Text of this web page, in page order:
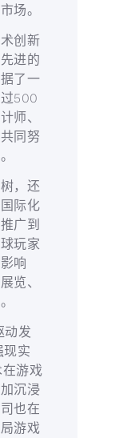
场。
创新
进的
了一
500
师、
同努
，还
际化
广到
玩家
响
览、
动发
现实
在游戏
沉浸
也在
游戏